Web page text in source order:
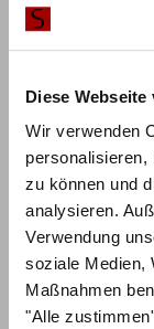
Diese
Wir verwenden
personalisieren,
zu können und
analysieren.
Verwendung
soziale Medien,
Maßnahmen
"Alle
Stefano –
Holz &